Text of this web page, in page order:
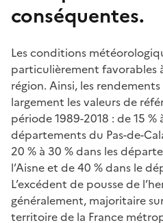
conséquentes.
Les conditions
particulièrement favorables
région. Ainsi, les
largement les valeurs de
période 1989-2018 : de 15 %
départements du Pas-de-
20 % à 30 % dans les
l’Aisne et de 40 % dans le
L’excédent de pousse de
généralement, majoritaire
territoire de la France